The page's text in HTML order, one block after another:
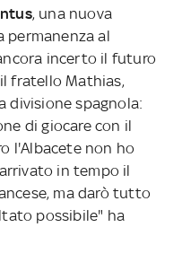
, una nuova
permanenza al
ancora incerto il futuro
fratello Mathias,
divisione spagnola:
di giocare con il
l'Albacete non ho
in tempo il
ma darò tutto
possibile" ha